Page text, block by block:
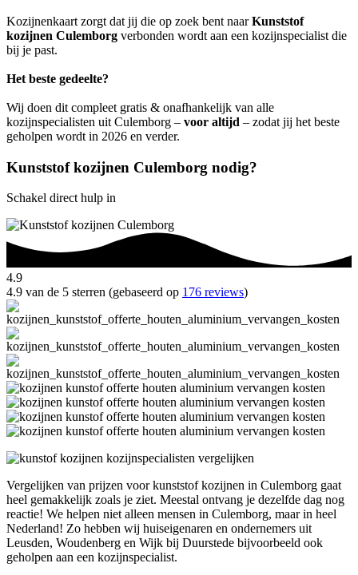
Kozijnenkaart zorgt dat jij die op zoek bent naarKunststof
kozijnen Culemborg verbonden wordt aan een kozijnspecialist die
bij je past.
Het beste gedeelte?
Wij doen dit compleet gratis & onafhankelijk van alle
kozijnspecialisten uit Culemborg – voor altijd – zodat jij het beste
geholpen wordt in 2026 en verder.
Kunststof kozijnen Culemborg nodig?
Schakel direct hulp in
4.9
4.9 van de 5 sterren (gebaseerd op 176 reviews)
Vergelijken van prijzen voor kunststof kozijnen in Culemborg gaat
heel gemakkelijk zoals je ziet. Meestal ontvang je dezelfde dag nog
reactie! We helpen niet alleen mensen in Culemborg, maar in heel
Nederland! Zo hebben wij huiseigenaren en ondernemers uit
Leusden, Woudenberg en Wijk bij Duurstede bijvoorbeeld ook
geholpen aan een kozijnspecialist.